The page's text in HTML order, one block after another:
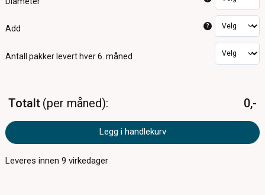
Add ?
Antall pakker levert hver 6. måned
Totalt per måned 0,-
Legg i handlekurv
Leveres innen9 virkedager